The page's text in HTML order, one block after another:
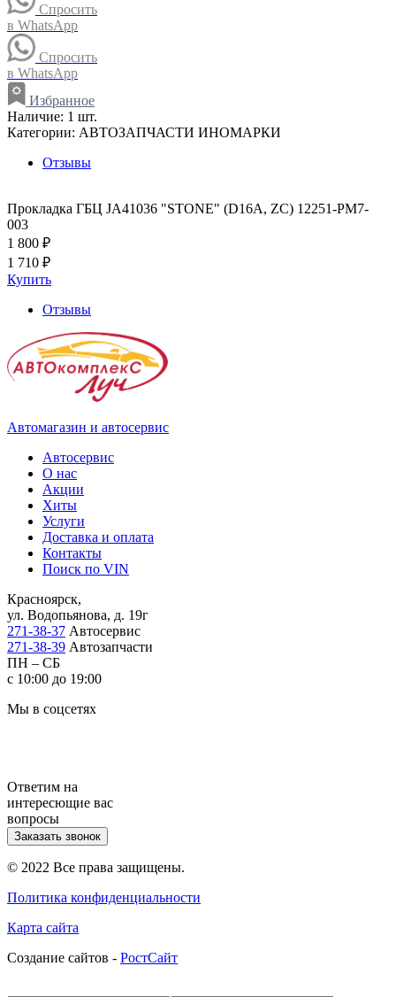
Спросить
в WhatsApp
Спросить
в WhatsApp
Избранное
Наличие: 1 шт.
Категории: АВТОЗАПЧАСТИ ИНОМАРКИ
Отзывы
Прокладка ГБЦ JA41036 "STONE" (D16A, ZC) 12251-PM7-
003
1 800 ₽
1 710 ₽
Купить
Отзывы
Автомагазин и автосервис
Автосервис
О нас
Акции
Хиты
Услуги
Доставка и оплата
Контакты
Поиск по VIN
Красноярск,
ул. Водопьянова, д. 19г
271-38-37 Автосервис
271-38-39 Автозапчасти
ПН – СБ
с 10:00 до 19:00
Мы в соцсетях
Ответим на
интересющие вас
вопросы
Заказать звонок
© 2022 Все права защищены.
Политика конфиденциальности
Карта сайта
Cоздание сайтов - РостСайт